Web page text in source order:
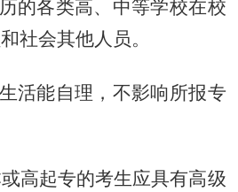
的各类高、中等学校在校
社会其他人员。
活能自理，不影响所报专
高起专的考生应具有高级